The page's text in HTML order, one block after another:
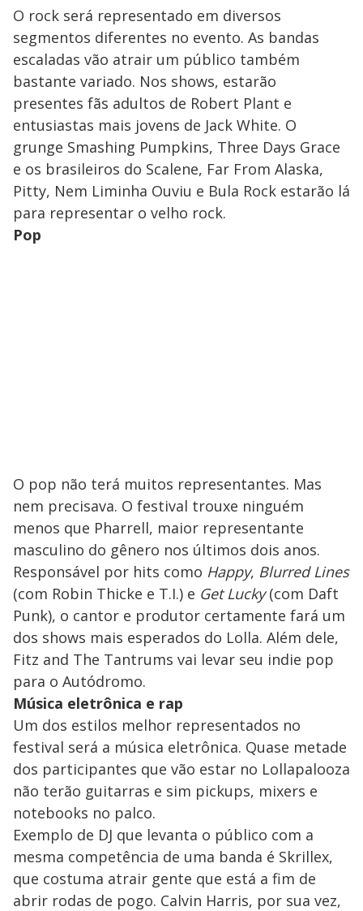
O rock será representado em diversos
segmentos diferentes no evento. As bandas
escaladas vão atrair um público também
bastante variado. Nos shows, estarão
presentes fãs adultos de Robert Plant e
entusiastas mais jovens de Jack White. O
grunge Smashing Pumpkins, Three Days Grace
e os brasileiros do Scalene, Far From Alaska,
Pitty, Nem Liminha Ouviu e Bula Rock estarão lá
para representar o velho rock.
Pop
O pop não terá muitos representantes. Mas
nem precisava. O festival trouxe ninguém
menos que Pharrell, maior representante
masculino do gênero nos últimos dois anos.
Responsável por hits como Happy, Blurred Lines
(com Robin Thicke e T.I.) e Get Lucky(com Daft
Punk), o cantor e produtor certamente fará um
dos shows mais esperados do Lolla. Além dele,
Fitz and The Tantrums vai levar seu indie pop
para o Autódromo.
Música eletrônica e rap
Um dos estilos melhor representados no
festival será a música eletrônica. Quase metade
dos participantes que vão estar no Lollapalooza
não terão guitarras e sim pickups, mixers e
notebooks no palco.
Exemplo de DJ que levanta o público com a
mesma competência de uma banda é Skrillex,
que costuma atrair gente que está a fim de
abrir rodas de pogo. Calvin Harris, por sua vez,